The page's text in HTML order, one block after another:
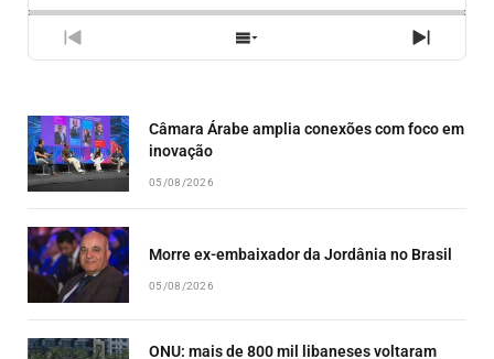
PREVIOUS
EPISODE
SHOW
EPISODES
NEXT
Câmara Árabe amplia conexões com foco em
inovação
05/08/2026
Morre ex-embaixador da Jordânia no Brasil
05/08/2026
ONU: mais de 800 mil libaneses voltaram